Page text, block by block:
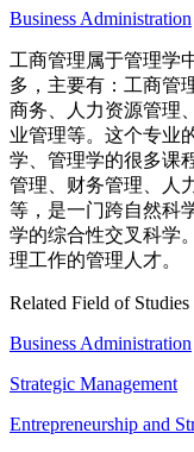
Business Administration
工商管理属于管理学
多，主要有：工商管
商务、人力资源管理
业管理等。这个专业
学、管理学的很多课
管理、财务管理、人
等，是一门跨自然科
学的综合性交叉科学
理工作的管理人才。
Related Field of Studies
Business Administration
Strategic Management
Entrepreneurship and